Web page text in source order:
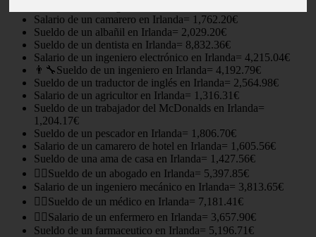
Salario de un camarero en Irlanda= 1,762.20€
Sueldo de un albañil en Irlanda= 2,029.20€
Sueldo de un dentista en Irlanda= 8,832.36€
Salario de un ingeniero electrónico en Irlanda= 4,215.04€
👨‍🔧Sueldo de un ingeniero en Irlanda= 4,192.79€
Sueldo de un traductor de inglés en Irlanda= 2,564.98€
Salario de un agricultor en Irlanda= 1,316.31€
Sueldo de un trabajador del McDonalds en Irlanda=
1,204.17€
Sueldo de un pescador en Irlanda= 1,806.70€
Salario de un camarero de hotel en Irlanda= 1,605.56€
Sueldo de una ama de casa en Irlanda= 1,427.56€
👨‍⚖️Sueldo de un abogado en Irlanda= 5,397.85€
Salario de un ingeniero mecánico en Irlanda= 3,813.65€
👨‍⚕️Sueldo de un médico en Irlanda= 7,181.41€
👩‍⚕️Salario de un enfermero en Irlanda= 3,657.90€
Sueldo de un farmaceutico en Irlanda= 5,196.71€